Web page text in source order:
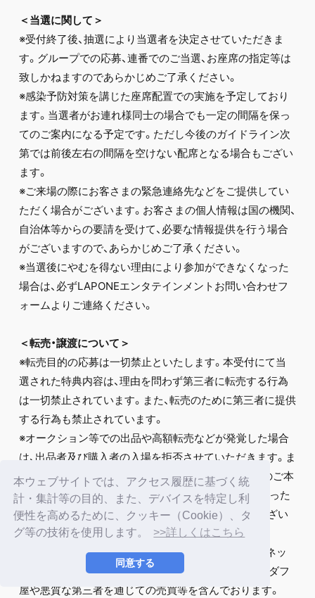
本ウェブサイトでは、アクセス履歴に基づく統
計・集計等の目的、また、デバイスを特定し利
便性を高めるために、クッキー（Cookie）、タ
グ等の技術を使用します。
>>詳しくはこちら
同意する
＜当選に関して＞
※受付終了後、抽選により当選者を決定させていただきま
す。グループでの応募、連番でのご当選、お座席の指定等は
致しかねますのであらかじめご了承ください。
※感染予防対策を講じた座席配置での実施を予定しており
ます。当選者がお連れ様同士の場合でも一定の間隔を保っ
てのご案内になる予定です。ただし今後のガイドライン次
第では前後左右の間隔を空けない配席となる場合もござい
ます。
※ご来場の際にお客さまの緊急連絡先などをご提供してい
ただく場合がございます。お客さまの個人情報は国の機関、
自治体等からの要請を受けて、必要な情報提供を行う場合
がございますので、あらかじめご了承ください。
※当選後にやむを得ない理由により参加ができなくなった
場合は、必ずLAPONEエンタテインメントお問い合わせフ
ォームよりご連絡ください。
＜転売・譲渡について＞
※転売目的の応募は一切禁止といたします。本受付にて当
選された特典内容は、理由を問わず第三者に転売する行為
は一切禁止されています。また、転売のために第三者に提供
する行為も禁止されています。
※オークション等での出品や高額転売などが発覚した場合
は、出品者及び購入者の入場を拒否させていただきます。ま
た、転売等が確認できた場合、イベント当日に該当席のご本
人確認をする場合があります。ご本人確認が取れなかった
場合等には、ご入場をお断りさせていただく場合もござい
ます。
転売行為とは、オークションへの出品/落札、インターネッ
トやSNS上の売買、チケットショップ、購入代行業者、ダフ
屋や悪質な第三者を通じての売買等を含んでおります。